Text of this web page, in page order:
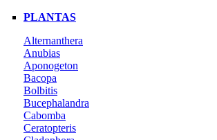
PLANTAS
Alternanthera
Anubias
Aponogeton
Bacopa
Bolbitis
Bucephalandra
Cabomba
Ceratopteris